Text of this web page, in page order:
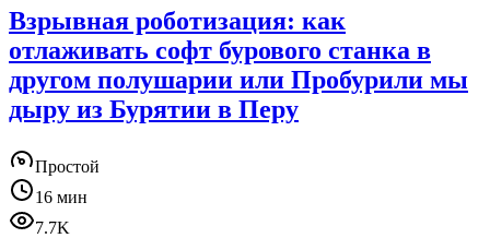
Взрывная роботизация: ​​как
отлаживать софт бурового станка в
другом полушарии или Пробурили мы
дыру из Бурятии в Перу
Простой
16 мин
7.7K